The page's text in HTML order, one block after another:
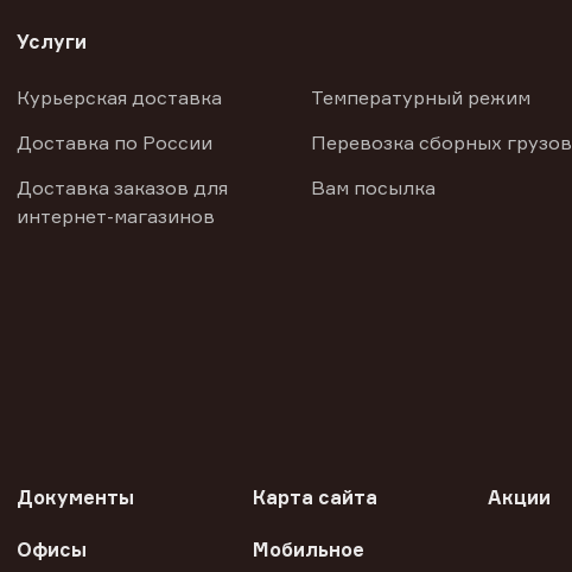
Услуги
Курьерская доставка
Доставка по России
Доставка заказов для
интернет-магазинов
Температурный режим
Перевозка сборных грузов
Вам посылка
Документы Карта сайта Акции
Офисы
Мобильное